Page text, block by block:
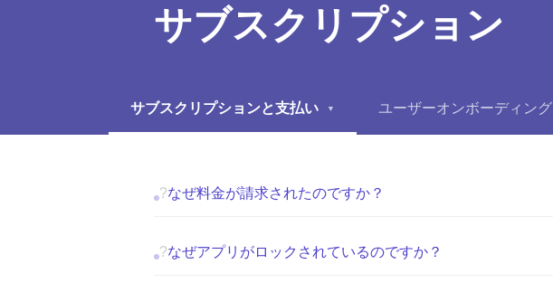
サブスクリプション
サブスクリプションと支払い ▼ ユーザーオンボーディング
?なぜ料金が請求されたのですか？
?なぜアプリがロックされているのですか？